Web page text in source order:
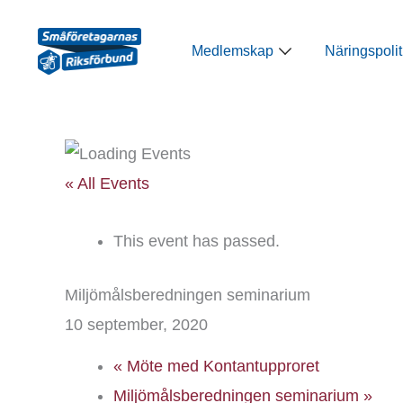
innehåll
Medlemskap Öppna
« All Events
This event has passed.
Miljömålsberedningen seminarium
10 september, 2020
« Möte med Kontantupproret
Miljömålsberedningen seminarium »